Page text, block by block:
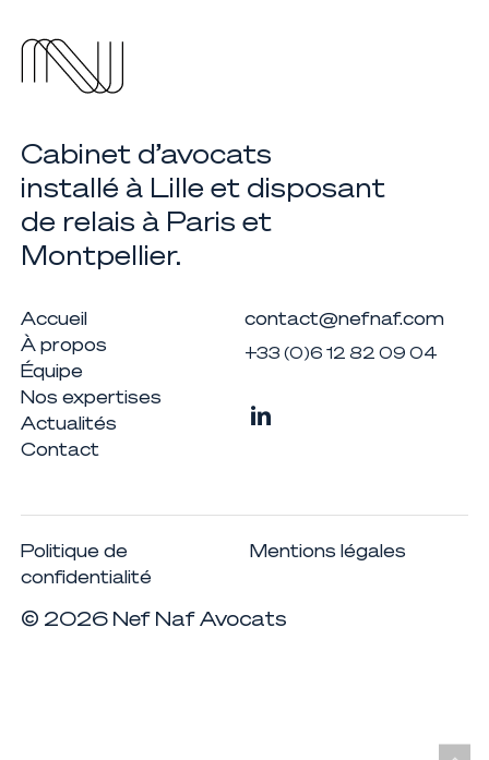
Cabinet d’avocats
installé à Lille et disposant
de relais à Paris et
Montpellier.
Accueil
À propos
Équipe
Nos expertises
Actualités
Contact
contact@nefnaf.com
+33 (0)6 12 82 09 04
© 2026Nef Naf Avocats
Politique de
confidentialité
Mentions légales